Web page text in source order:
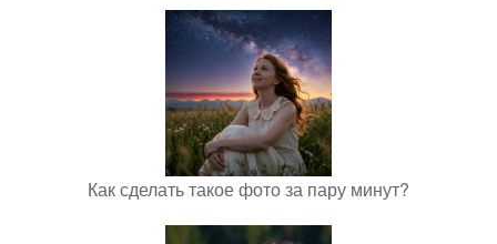
Как сделать такое фото за пару минут?